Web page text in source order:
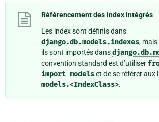
Référencement des index intégrés
Les index sont définis dans
django.db.models.indexes,
ils sont importés dans
convention standard est d’utiliser
import modelset de se référer aux
models.<IndexClass>.